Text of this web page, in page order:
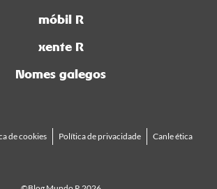
móbil R
xente R
Nomes galegos
de cookies Política de privacidade Canle ética